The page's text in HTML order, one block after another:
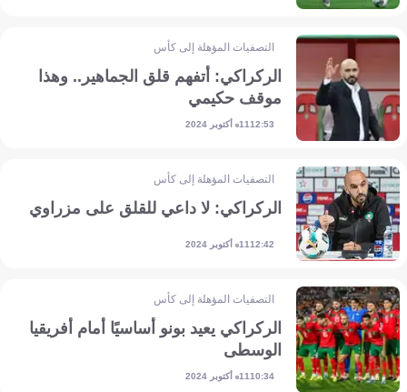
التصفيات المؤهلة إلى كأس أمم إفريقيا
الركراكي: أتفهم قلق الجماهير.. وهذا
موقف حكيمي
12:5311 أكتوبر 2024
التصفيات المؤهلة إلى كأس أمم إفريقيا
الركراكي: لا داعي للقلق على مزراوي
12:4211 أكتوبر 2024
التصفيات المؤهلة إلى كأس أمم إفريقيا
الركراكي يعيد بونو أساسيًا أمام أفريقيا
الوسطى
10:3411 أكتوبر 2024